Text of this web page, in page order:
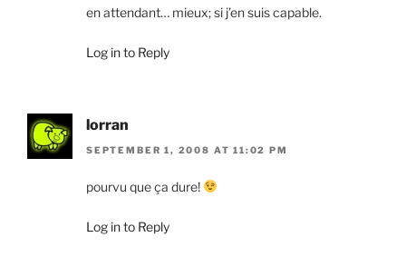
en attendant… mieux; si j’en suis capable.
Log in to Reply
lorran
SEPTEMBER 1, 2008 AT 11:02 PM
pourvu que ça dure!
Log in to Reply